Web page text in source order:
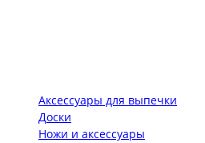
Аксессуары для выпечки
Доски
Ножи и аксессуары